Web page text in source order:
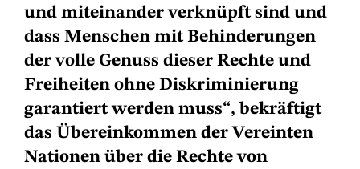
und miteinander verknüpft sind und
dass Menschen mit Behinderungen
der volle Genuss dieser Rechte und
Freiheiten ohne Diskriminierung
garantiert werden muss“, bekräftigt
das Übereinkommen der Vereinten
Nationen über die Rechte von